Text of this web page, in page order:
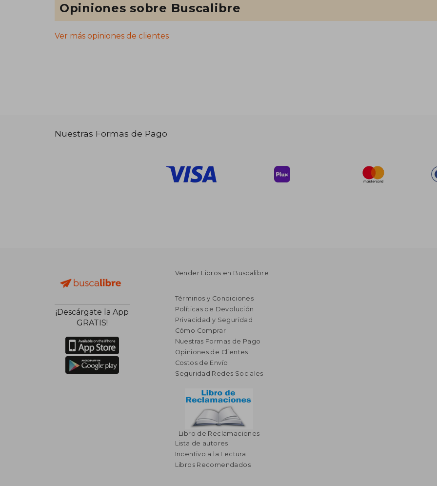
Opiniones sobre Buscalibre
Ver más opiniones de clientes
Nuestras Formas de Pago
¡Descárgate la App
GRATIS!
Vender Libros en Buscalibre
Términos y Condiciones
Políticas de Devolución
Privacidad y Seguridad
Cómo Comprar
Nuestras Formas de Pago
Opiniones de Clientes
Costos de Envío
Seguridad Redes Sociales
Libro de Reclamaciones
Lista de autores
Incentivo a la Lectura
Libros Recomendados